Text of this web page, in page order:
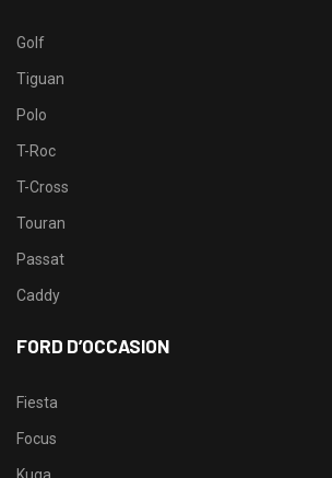
Golf
Tiguan
Polo
T-Roc
T-Cross
Touran
Passat
Caddy
FORD D’OCCASION
Fiesta
Focus